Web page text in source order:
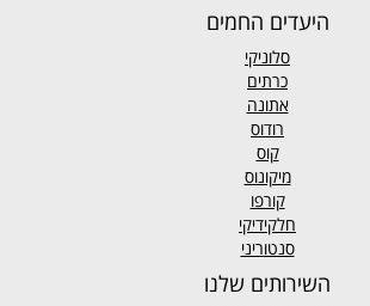
היעדים החמים
סלוניקי
כרתים
אתונה
רודוס
קוס
מיקונוס
קורפו
חלקידיקי
סנטוריני
השירותים שלנו